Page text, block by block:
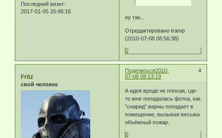
Последний визит:
2017-01-05 20:48:16
ну так...
Отредактировано tramp
(2010-07-08 08:56:38)
0
Поделиться 4
2010-
07-08 08:13:19
Fritz
свой человек
А идея вроде не плохая, где-
то мне попадалась фотка, как
"снаряд" варны попадает в
помещение, вызывая весьма
объёмный пожар.
0